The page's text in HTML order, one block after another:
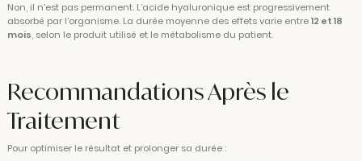
Non, il n’est pas permanent. L’acide hyaluronique est progressivement
absorbé par l’organisme. La durée moyenne des effets varie entre12 et 18
mois , selon le produit utilisé et le métabolisme du patient.
Recommandations Après le
Traitement
Pour optimiser le résultat et prolonger sa durée :